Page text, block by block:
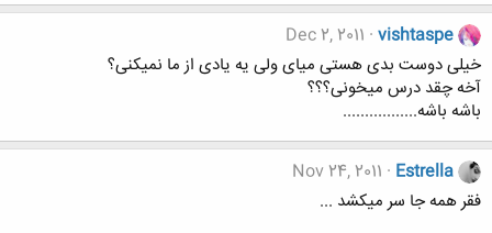
vishtaspe
Dec 2, 2011
خیلی دوست بدی هستی میای ولی یه یادی از ما نمیکنی؟
آخه چقد درس میخونی؟؟؟
باشه باشه.................
Estrella
Nov 24, 2011
فقر همه جا سر ميكشد ...